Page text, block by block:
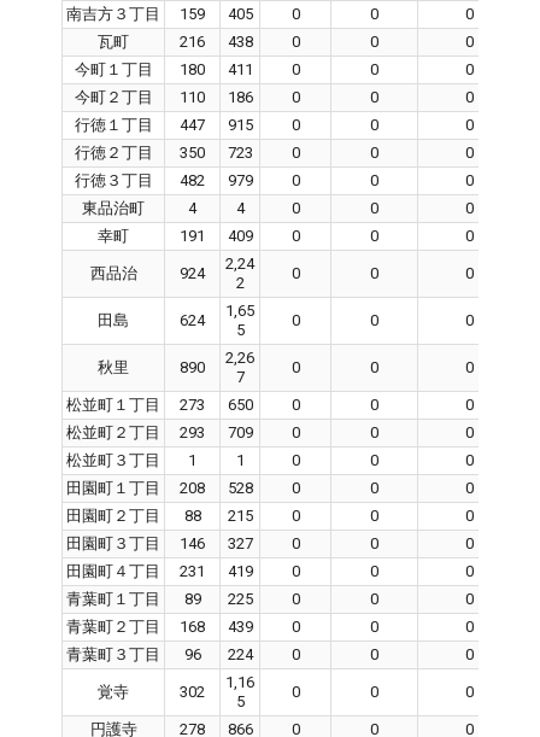
南吉方３丁目
159 405 0 0
0
瓦町
216 438 0 0
0
今町１丁目
180 411 0 0
0
今町２丁目
110 186 0 0
0
行徳１丁目
447 915 0 0
0
行徳２丁目
350 723 0 0
0
行徳３丁目
482 979 0 0
0
東品治町
4 4 0 0
0
幸町
191 409 0 0 0
西品治 924
2,24
2
0 0 0
田島 624
1,65
5
0 0 0
秋里 890
2,26
7
0 0 0
松並町１丁目 273 650 0 0
0
松並町２丁目
293 709 0 0
0
松並町３丁目
1 1 0 0
0
田園町１丁目
208 528 0 0
0
田園町２丁目
88 215 0 0
0
田園町３丁目
146 327 0 0
0
田園町４丁目
231 419 0 0
0
青葉町１丁目
89 225 0 0
0
青葉町２丁目
168 439 0 0
0
青葉町３丁目
96 224 0 0 0
覚寺 302
1,16
5
0 0 0
円護寺 278 866 0 0 0